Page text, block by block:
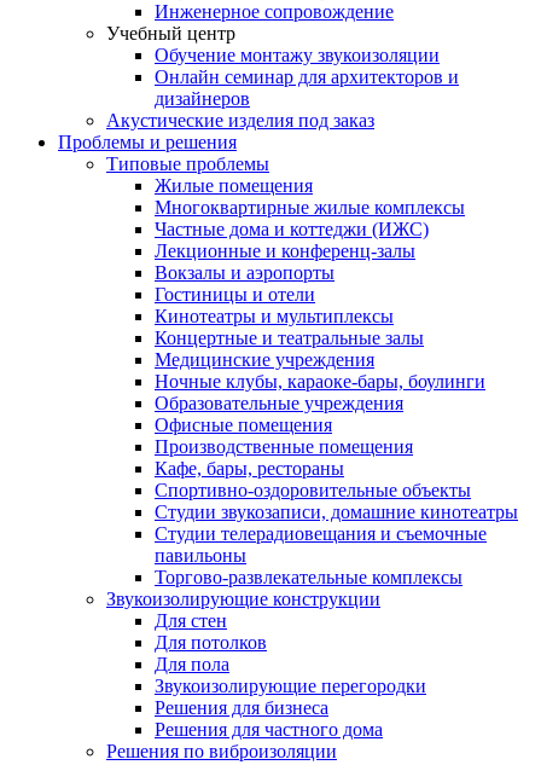
Инженерное сопровождение
Учебный центр
Обучение монтажу звукоизоляции
Онлайн семинар для архитекторов и
дизайнеров
Акустические изделия под заказ
Проблемы и решения
Типовые проблемы
Жилые помещения
Многоквартирные жилые комплексы
Частные дома и коттеджи (ИЖС)
Лекционные и конференц-залы
Вокзалы и аэропорты
Гостиницы и отели
Кинотеатры и мультиплексы
Концертные и театральные залы
Медицинские учреждения
Ночные клубы, караоке-бары, боулинги
Образовательные учреждения
Офисные помещения
Производственные помещения
Кафе, бары, рестораны
Спортивно-оздоровительные объекты
Студии звукозаписи, домашние кинотеатры
Студии телерадиовещания и съемочные
павильоны
Торгово-развлекательные комплексы
Звукоизолирующие конструкции
Для стен
Для потолков
Для пола
Звукоизолирующие перегородки
Решения для бизнеса
Решения для частного дома
Решения по виброизоляции